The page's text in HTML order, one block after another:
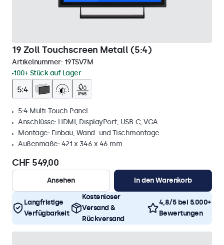
19 Zoll Touchscreen Metall (5:4)
Artikelnummer: 19TSV7M
100+ Stück auf Lager
5:4 Multi-Touch Panel
Anschlüsse: HDMI, DisplayPort, USB-C, VGA
Montage: Einbau, Wand- und Tischmontage
Außenmaße: 421 x 346 x 46 mm
CHF 549,00
Ansehen In den Warenkorb
Langfristige
Verfügbarkeit
Kostenloser
Versand &
Rückversand
4,8/5 bei 5.000+
Bewertungen